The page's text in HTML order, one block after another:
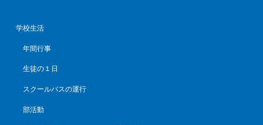
学校生活
年間行事
生徒の１日
スクールバスの運行
部活動